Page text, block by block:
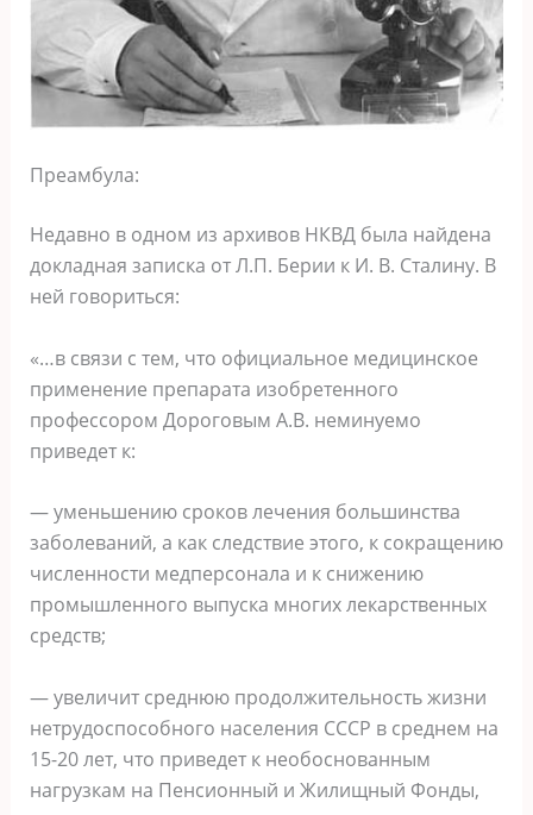
Преамбула:
Недавно в одном из архивов НКВД была найдена
докладная записка от Л.П. Берии к И. В. Сталину. В
ней говориться:
«…в связи с тем, что официальное медицинское
применение препарата изобретенного
профессором Дороговым А.В. неминуемо
приведет к:
— уменьшению сроков лечения большинства
заболеваний, а как следствие этого, к сокращению
численности медперсонала и к снижению
промышленного выпуска многих лекарственных
средств;
— увеличит среднюю продолжительность жизни
нетрудоспособного населения СССР в среднем на
15-20 лет, что приведет к необоснованным
нагрузкам на Пенсионный и Жилищный Фонды,